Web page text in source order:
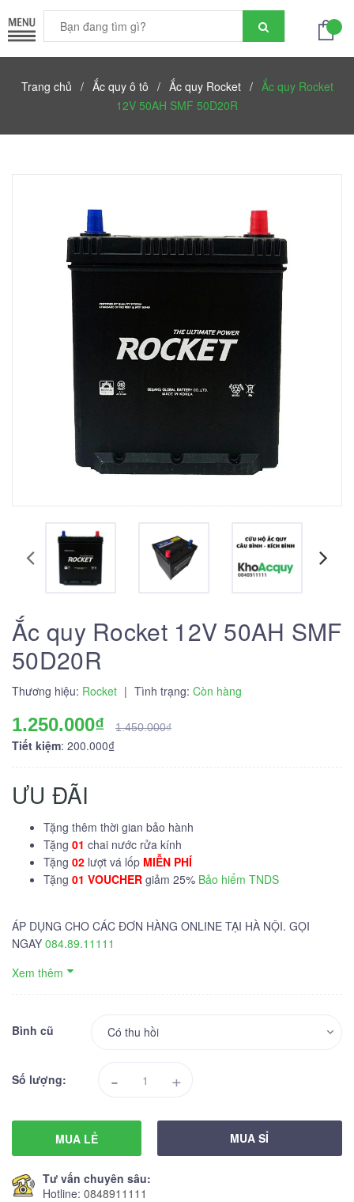
Trang chủ / Ắc quy ô tô / Ắc quy Rocket / Ắc quy Rocket
12V 50AH SMF 50D20R
Ắc quy Rocket 12V 50AH SMF
50D20R
Thương hiệu: Rocket | Tình trạng: Còn hàng
1.250.000₫ 1.450.000₫
Tiết kiệm: 200.000₫
ƯU ĐÃI
Tặng thêm thời gian bảo hành
Tặng 01 chai nước rửa kính
Tặng 02 lượt vá lốp MIỄN PHÍ
Tặng 01 VOUCHER giảm 25% Bảo hiểm TNDS
ÁP DỤNG CHO CÁC ĐƠN HÀNG ONLINE TẠI HÀ NỘI. GỌI
NGAY 084.89.11111
Xem thêm
Bình cũ
Số lượng: - +
MUA LẺ MUA SỈ
Tư vấn chuyên sâu:
Hotline: 0848911111